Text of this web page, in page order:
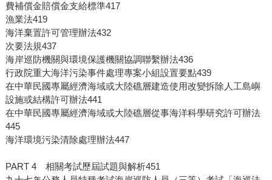
費補償金賠償金支給標準417
漁業法419
海洋棄置許可管理辦法432
次要法規437
海岸巡防機關與環境保護機關協調聯繫辦法436
行政院重大海洋污染事件處理專案小組設置要點439
在中華民國專屬經濟海域或大陸礁層建造使用改變拆除人工島嶼
設施或結構許可辦法441
在中華民國專屬經濟海域或大陸礁層從事海洋科學研究許可辦法
445
海洋環境污染清除處理辦法447
PART 4 相關考試歷屆試題與解析451